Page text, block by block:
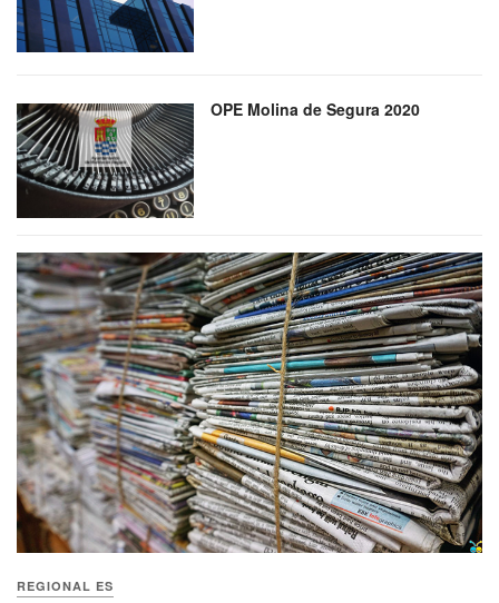
OPE Molina de Segura 2020
REGIONAL ES